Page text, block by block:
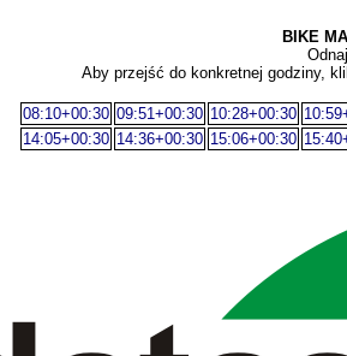
BIKE
Aby przejść do konkretnej godziny,
08:10+00:30 09:51+00:30 10:28+00:30
14:05+00:30 14:36+00:30 15:06+00:30